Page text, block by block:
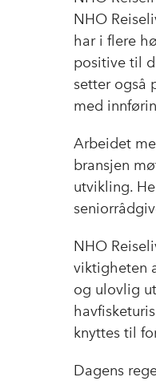
NHO
har i flere
positive til
setter også
med
Arbeidet
bransjen
utvikling.
NHO
viktigheten
og ulovlig
knyttes til
Dagens